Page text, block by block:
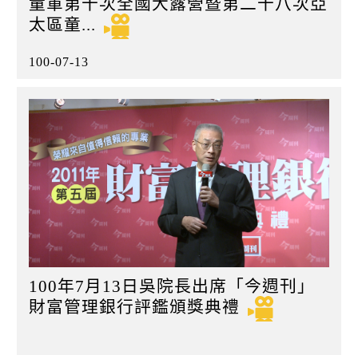
太區童...
100-07-13
100年7月13日吳院長出席「今週刊」
財富管理銀行評鑑頒獎典禮